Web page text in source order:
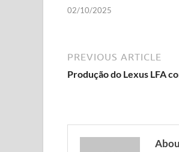
02/10/2025
PREVIOUS ARTICLE
Produção do Lexus LFA